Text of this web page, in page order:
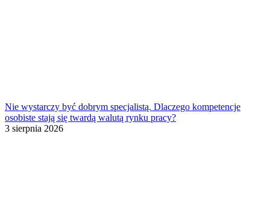
Nie wystarczy być dobrym specjalistą. Dlaczego kompetencje
osobiste stają się twardą walutą rynku pracy?
3 sierpnia 2026